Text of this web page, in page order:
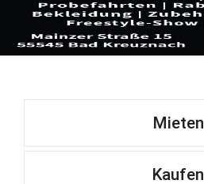
Mieten
Kaufen